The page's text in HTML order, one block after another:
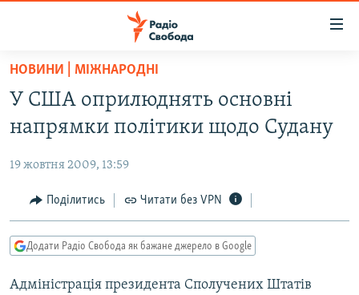
Перейти
основного
матеріалу
Перейти
до
навігації
Перейти
до
СТАТТІ
ПОЛІТИКА
ЕКОНОМІКА
КУЛЬТУРА
СПОРТ
ВІЙНА
РОСІЙСЬКА «ФІЛЬТРАЦІЯ»
КРИМ.РЕАЛІЇ
ТИ ЯК?
НОВИНИ | МІЖНАРОДНІ
У США оприлюднять основні
напрямки політики щодо Судану
19 жовтня 2009, 13:59
Поділитись Читати без VPN
Додати Радіо Свобода як бажане джерело в Google
Адміністрація президента Сполучених Штатів